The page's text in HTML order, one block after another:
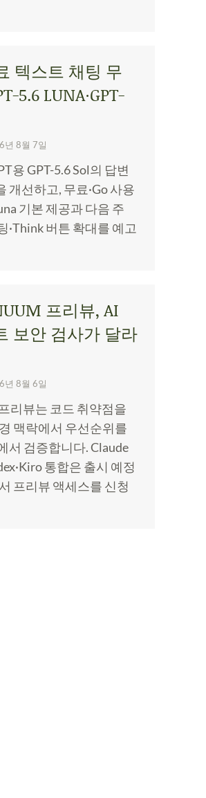
텍스트 채팅 무
5.6 LUNA·GPT-
년 8월 7일
용 GPT-5.6 Sol의 답변
개선하고, 무료·Go 사용
기본 제공과 다음 주
·Think 버튼 확대를 예고
프리뷰, AI
보안 검사가 달라
년 8월 6일
리뷰는 코드 취약점을
맥락에서 우선순위를
서 검증합니다. Claude
통합은 출시 예정
프리뷰 액세스를 신청